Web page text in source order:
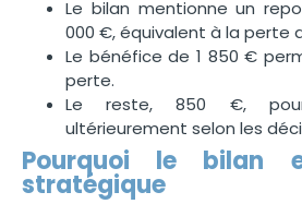
Le bilan mentionne un
000 €, équivalent à la perte
Le bénéfice de 1 850 €
perte.
Le reste, 850 €,
ultérieurement selon les
Pourquoi le bilan
stratégique